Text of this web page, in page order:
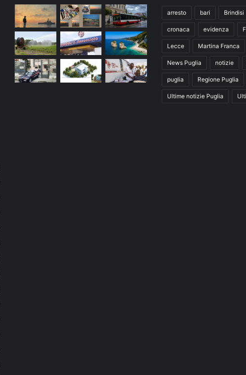
arresto bari Brindisi
cronaca evidenza
Lecce Martina Franca
News Puglia notizie
puglia Regione Puglia
Ultime notizie Puglia